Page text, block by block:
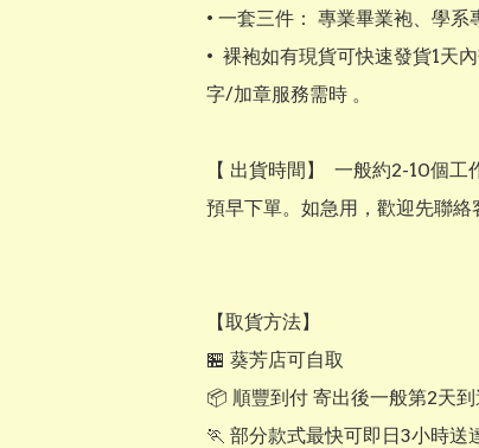
• ​一套三件： 專業畢業袍、學系
•  裸袍如有現貨可快速發貨1天
字/加章服務需時 。
【 出貨時間】  一般約2-10個
預早下單。如急用，歡迎先聯絡
【取貨方法】
🏪 葵芳店可自取
📦 順豐到付 寄出後一般第2天到
🏃 部分款式最快可即日3小時送